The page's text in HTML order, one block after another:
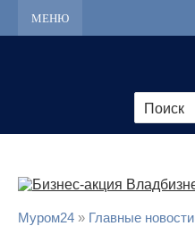
МЕНЮ
Муром24 » Главные новости